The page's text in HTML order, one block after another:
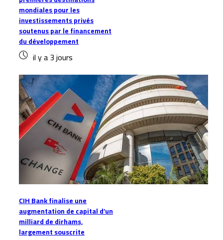
mondiales pour les
investissements privés
soutenus par le financement
du développement
il y a 3 jours
CIH Bank finalise une
augmentation de capital d’un
milliard de dirhams,
largement souscrite